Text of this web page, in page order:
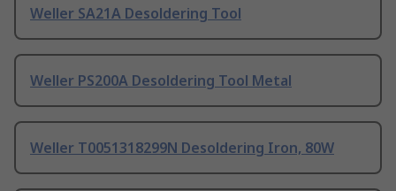
Weller SA21A Desoldering Tool
Weller PS200A Desoldering Tool Metal
Weller T0051318299N Desoldering Iron, 80W